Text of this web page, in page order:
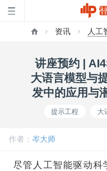
页
网
资讯 人工
讲座预约 |
大语言模型与
发中的应用与
提示工程 大
作者： 岑大师
尽管人工智能驱动